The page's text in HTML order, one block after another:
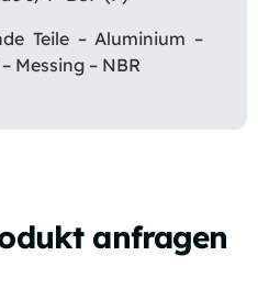
Teile – Aluminium –
Messing – NBR
anfragen